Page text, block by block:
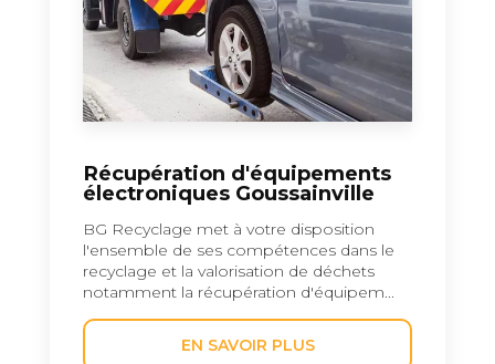
Récupération d'équipements
électroniques Goussainville
BG Recyclage met à votre disposition
l'ensemble de ses compétences dans le
recyclage et la valorisation de déchets
notamment la récupération d'équipem...
EN SAVOIR PLUS